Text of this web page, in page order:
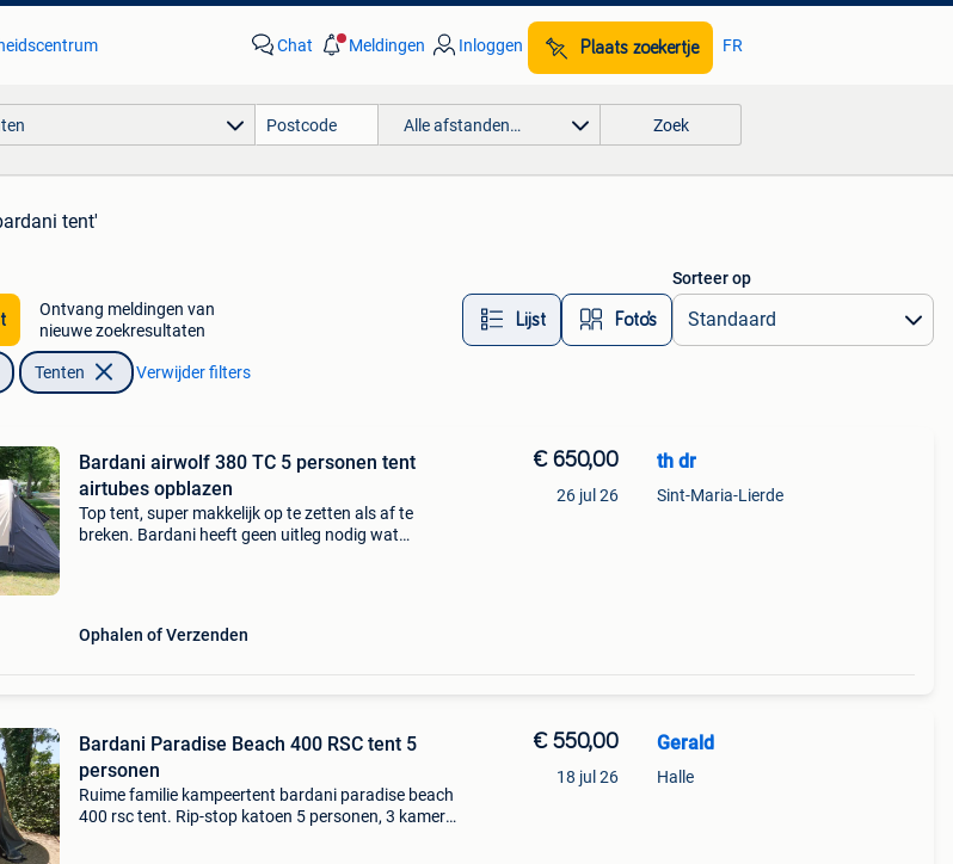
Chat Meldingen Inloggen Plaats zoekertje FR
Alle afstanden… Zoek
tent'
Ontvang meldingen van
nieuwe zoekresultaten
Lijst Foto’s
Sorteer op
Tenten Verwijder filters
Bardani airwolf 380 TC 5 personen tent
airtubes opblazen
Top tent, super makkelijk op te zetten als af te
breken. Bardani heeft geen uitleg nodig wat
Ophalen of Verzenden
€ 650,00
26 jul 26
th dr
Sint-Maria-Lierde
Bardani Paradise Beach 400 RSC tent 5
personen
Ruime familie kampeertent bardani paradise beach
400 rsc tent. Rip-stop katoen 5 personen, 3 kamers
€ 550,00
18 jul 26
Gerald
Halle